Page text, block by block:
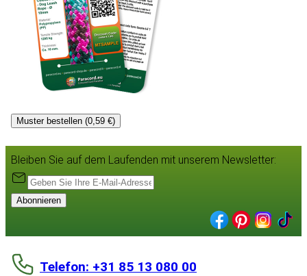
Muster bestellen (0,59 €)
Bleiben Sie auf dem Laufenden mit unserem Newsletter:
Abonnieren
Telefon: +31 85 13 080 00